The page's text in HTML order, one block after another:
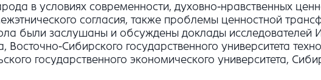
в условиях современности, духовно-нравственных
согласия, также проблемы ценностной
были заслушаны и обсуждены доклады исследователей
Восточно-Сибирского государственного университета
государственного экономического университета,